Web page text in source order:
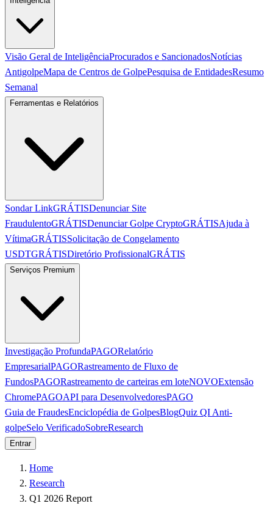
Visão Geral de InteligênciaProcurados e SancionadosNotícias
AntigolpeMapa de Centros de GolpePesquisa de EntidadesResumo
Semanal
Ferramentas e Relatórios
Sondar LinkGRÁTISDenunciar Site
FraudulentoGRÁTISDenunciar Golpe CryptoGRÁTISAjuda à
VítimaGRÁTISSolicitação de Congelamento
USDTGRÁTISDiretório ProfissionalGRÁTIS
Serviços Premium
Investigação ProfundaPAGORelatório
EmpresarialPAGORastreamento de Fluxo de
FundosPAGORastreamento de carteiras em loteNOVOExtensão
ChromePAGOAPI para DesenvolvedoresPAGO
Guia de FraudesEnciclopédia de GolpesBlogQuiz QI Anti-
golpeSelo VerificadoSobreResearch
Entrar
Home
Research
Q1 2026 Report